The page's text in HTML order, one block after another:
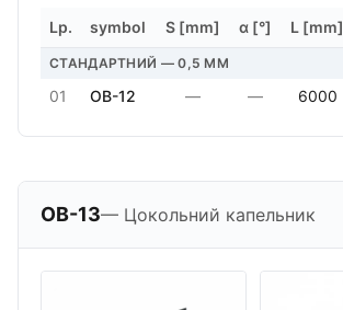
Lp. symbol S [mm] α [°] L [mm]
СТАНДАРТНИЙ — 0,5 MM
01 OB-12 — — 6000
OB-13— Цокольний капельник